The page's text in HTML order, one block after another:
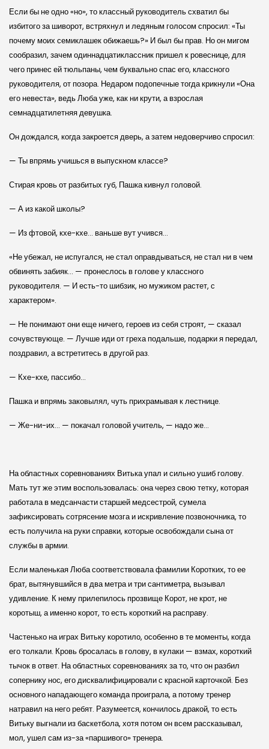
Если бы не одно «но», то классный руководитель схватил бы
избитого за шиворот, встряхнул и ледяным голосом спросил: «Ты
почему моих семиклашек обижаешь?» И был бы прав. Но он мигом
сообразил, зачем одиннадцатиклассник пришел к ровеснице, для
чего принес ей тюльпаны, чем буквально спас его, классного
руководителя, от позора. Недаром подопечные тогда крикнули «Она
его невеста», ведь Люба уже, как ни крути, а взрослая
семнадцатилетняя девушка.
Он дождался, когда закроется дверь, а затем недоверчиво спросил:
— Ты впрямь учишься в выпускном классе?
Стирая кровь от разбитых губ, Пашка кивнул головой.
— А из какой школы?
— Из фтовой, кхе-кхе… ваньше вут учився…
«Не убежал, не испугался, не стал оправдываться, не стал ни в чем
обвинять забияк… — пронеслось в голове у классного
руководителя. — И есть-то шибзик, но мужиком растет, с
характером».
— Не понимают они еще ничего, героев из себя строят, — сказал
сочувствующе. — Лучше иди от греха подальше, подарки я передал,
поздравил, а встретитесь в другой раз.
— Кхе-кхе, пассибо…
Пашка и впрямь заковылял, чуть прихрамывая к лестнице.
— Же-ни-их… — покачал головой учитель, — надо же…
На областных соревнованиях Витька упал и сильно ушиб голову.
Мать тут же этим воспользовалась: она через свою тетку, которая
работала в медсанчасти старшей медсестрой, сумела
зафиксировать сотрясение мозга и искривление позвоночника, то
есть получила на руки справки, которые освобождали сына от
службы в армии.
Если маленькая Люба соответствовала фамилии Коротких, то ее
брат, вытянувшийся в два метра и три сантиметра, вызывал
удивление. К нему прилепилось прозвище Корот, не крот, не
коротыш, а именно корот, то есть короткий на расправу.
Частенько на играх Витьку коротило, особенно в те моменты, когда
его толкали. Кровь бросалась в голову, в кулаки — взмах, короткий
тычок в ответ. На областных соревнованиях за то, что он разбил
сопернику нос, его дисквалифицировали с красной карточкой. Без
основного нападающего команда проиграла, а потому тренер
натравил на него ребят. Разумеется, кончилось дракой, то есть
Витьку выгнали из баскетбола, хотя потом он всем рассказывал,
мол, ушел сам из-за «паршивого» тренера.